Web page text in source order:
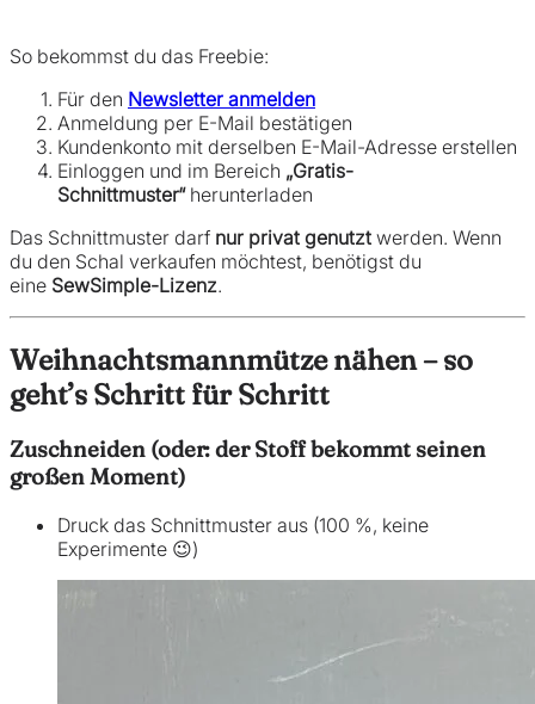
So bekommst du das Freebie:
Für den Newsletter anmelden
Anmeldung per E-Mail bestätigen
Kundenkonto mit derselben E-Mail-Adresse erstellen
Einloggen und im Bereich „Gratis-
Schnittmuster“herunterladen
Das Schnittmuster darf nur privat genutzt werden. Wenn
du den Schal verkaufen möchtest, benötigst du
eine SewSimple-Lizenz.
Weihnachtsmannmütze nähen – so
geht’s Schritt für Schritt
Zuschneiden (oder: der Stoff bekommt seinen
großen Moment)
Druck das Schnittmuster aus (100 %, keine
Experimente 😉)